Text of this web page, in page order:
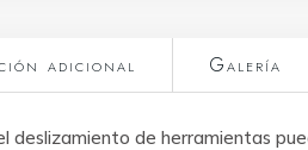
adicional Galería
deslizamiento de herramientas